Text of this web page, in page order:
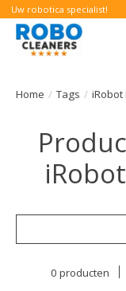
Uw robotica specialist!
Home / Tags / iRobot
0 producten